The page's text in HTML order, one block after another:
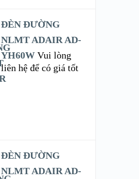
ĐÈN ĐƯỜNG
NLMT ADAIR AD-
YH60W Vui lòng
liên hệ để có giá tốt
ĐÈN ĐƯỜNG
NLMT ADAIR AD-